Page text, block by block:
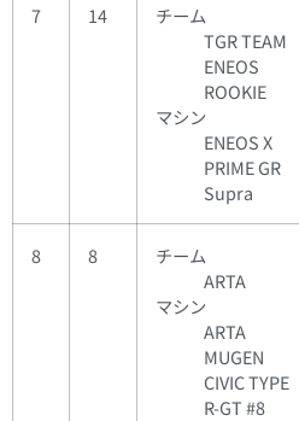
7 14
チーム
TGR TEAM
ENEOS
ROOKIE
マシン
ENEOS X
PRIME GR
Supra
8 8
チーム
ARTA
マシン
ARTA
MUGEN
CIVIC TYPE
R-GT #8